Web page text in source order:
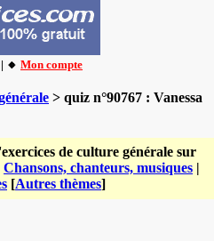
| 🔸 Mon compte
> quiz n°90767 : Vanessa
de culture générale sur
Chansons, chanteurs, musiques |
[Autres thèmes]